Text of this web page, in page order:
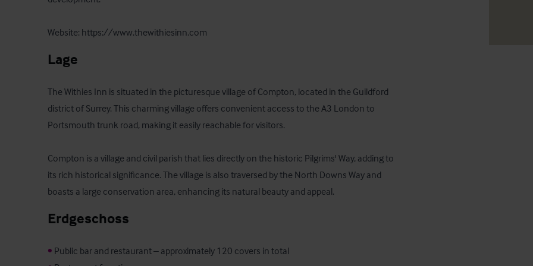
Website: https://www.thewithiesinn.com
Lage
The Withies Inn is situated in the picturesque village of Compton, located in the Guildford
district of Surrey. This charming village offers convenient access to the A3 London to
Portsmouth trunk road, making it easily reachable for visitors.
Compton is a village and civil parish that lies directly on the historic Pilgrims' Way, adding to
its rich historical significance. The village is also traversed by the North Downs Way and
boasts a large conservation area, enhancing its natural beauty and appeal.
Erdgeschoss
•